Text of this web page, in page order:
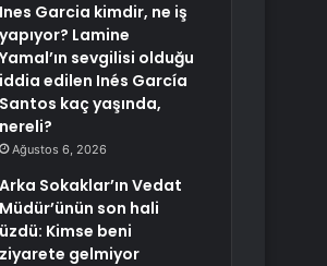
Ines Garcia kimdir, ne iş
yapıyor? Lamine
Yamal’ın sevgilisi olduğu
iddia edilen Inés García
Santos kaç yaşında,
nereli?
Ağustos 6, 2026
Arka Sokaklar’ın Vedat
Müdür’ünün son hali
üzdü: Kimse beni
ziyarete gelmiyor